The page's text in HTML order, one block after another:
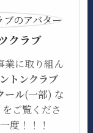
クラブ
業に取り組ん
トンクラブ
ール(一部) な
をご覧くださ
度！！！